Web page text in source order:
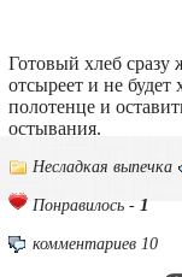
Готовый хлеб сразу
отсыреет и не будет
полотенце и
остывания.
Несладкая выпечка
Понравилось -1
комментариев 10